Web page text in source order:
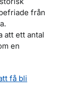
från
att ett antal
en
få bli